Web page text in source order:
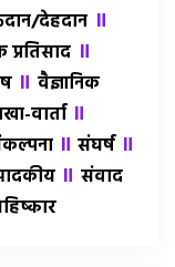
देहदान ॥
॥
॥ वैज्ञानिक
वार्ता ॥
॥संघर्ष ॥
॥ संवाद